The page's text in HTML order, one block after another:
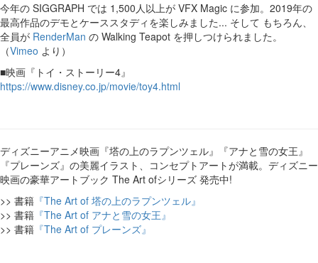
今年の SIGGRAPH では 1,500人以上が VFX Magic に参加。2019年の
最高作品のデモとケーススタディを楽しみました... そして もちろん、
全員が RenderMan の Walking Teapot を押しつけられました。
（Vimeo より）
■映画『トイ・ストーリー4』
https://www.disney.co.jp/movie/toy4.html
ディズニーアニメ映画『塔の上のラプンツェル』『アナと雪の女王』
『プレーンズ』の美麗イラスト、コンセプトアートが満載。ディズニー
映画の豪華アートブック The Art ofシリーズ 発売中!
>> 書籍 『The Art of 塔の上のラプンツェル』
>> 書籍 『The Art of アナと雪の女王』
>> 書籍 『The Art of プレーンズ』